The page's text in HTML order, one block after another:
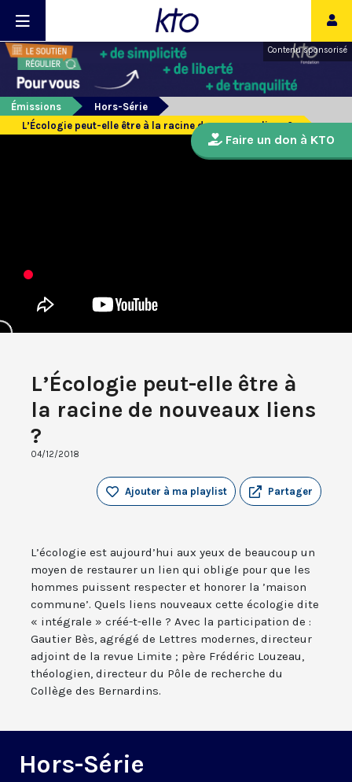
Contenu sponsorisé
Émissions
Hors-Série
L’Écologie peut-elle être à la racine de nouveaux liens ?
L’Écologie peut-elle être à
la racine de nouveaux liens
?
04/12/2018
Partager
Ajouter à ma playlist
L’écologie est aujourd’hui aux yeux de beaucoup un
moyen de restaurer un lien qui oblige pour que les
hommes puissent respecter et honorer la ’maison
commune’. Quels liens nouveaux cette écologie dite
« intégrale » créé-t-elle ? Avec la participation de :
Gautier Bès, agrégé de Lettres modernes, directeur
adjoint de la revue Limite ; père Frédéric Louzeau,
théologien, directeur du Pôle de recherche du
Collège des Bernardins.
Hors-Série
Faire un don à KTO